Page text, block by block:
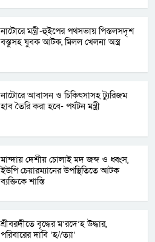
নাটোরে মন্ত্রী-হুইপের পথসভায় পিস্তলসদৃশ
বস্তুসহ যুবক আটক, মিলল খেলনা অস্ত্র
নাটোরে আবাসন ও চিকিৎসাসহ ট্যুরিজম
হাব তৈরি করা হবে- পর্যটন মন্ত্রী
মান্দায় দেশীয় চোলাই মদ জব্দ ও ধ্বংস,
ইউপি চেয়ারম্যানের উপস্থিতিতে আটক
ব্যক্তিকে শাস্তি
শ্রীবরদীতে বৃদ্ধের ম’রদে’হ উদ্ধার,
পরিবারের দাবি ‘হ//ত্যা’